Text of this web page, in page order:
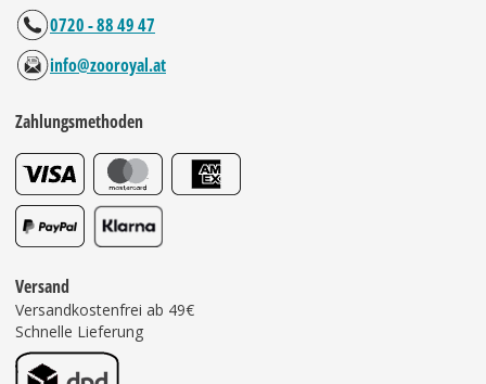
0720 - 88 49 47
info@zooroyal.at
Zahlungsmethoden
Versand
Versandkostenfrei ab 49€
Schnelle Lieferung